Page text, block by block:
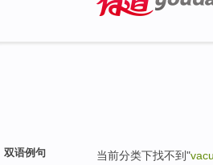
双语例句 当前分类下找不到"